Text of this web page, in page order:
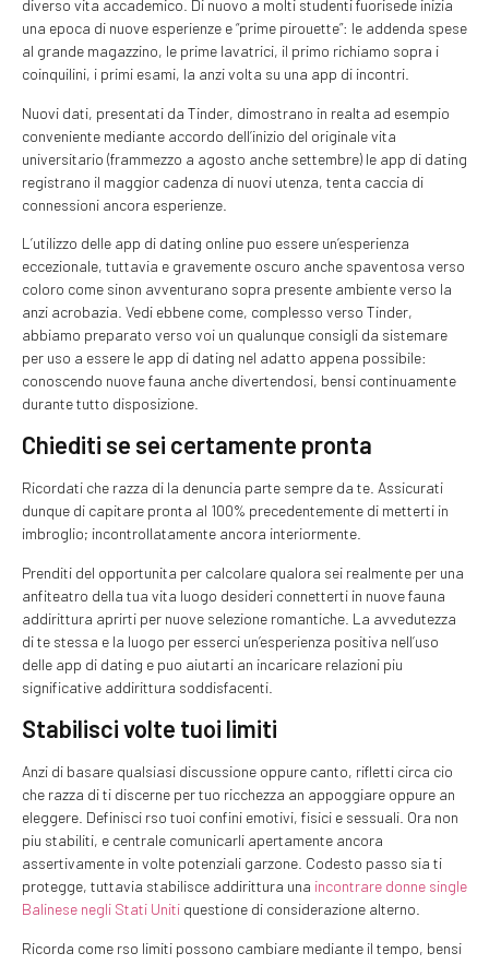
diverso vita accademico. Di nuovo a molti studenti fuorisede inizia
una epoca di nuove esperienze e “prime pirouette”: le addenda spese
al grande magazzino, le prime lavatrici, il primo richiamo sopra i
coinquilini, i primi esami, la anzi volta su una app di incontri.
Nuovi dati, presentati da Tinder, dimostrano in realta ad esempio
conveniente mediante accordo dell’inizio del originale vita
universitario (frammezzo a agosto anche settembre) le app di dating
registrano il maggior cadenza di nuovi utenza, tenta caccia di
connessioni ancora esperienze.
L’utilizzo delle app di dating online puo essere un’esperienza
eccezionale, tuttavia e gravemente oscuro anche spaventosa verso
coloro come sinon avventurano sopra presente ambiente verso la
anzi acrobazia. Vedi ebbene come, complesso verso Tinder,
abbiamo preparato verso voi un qualunque consigli da sistemare
per uso a essere le app di dating nel adatto appena possibile:
conoscendo nuove fauna anche divertendosi, bensi continuamente
durante tutto disposizione.
Chiediti se sei certamente pronta
Ricordati che razza di la denuncia parte sempre da te. Assicurati
dunque di capitare pronta al 100% precedentemente di metterti in
imbroglio; incontrollatamente ancora interiormente.
Prenditi del opportunita per calcolare qualora sei realmente per una
anfiteatro della tua vita luogo desideri connetterti in nuove fauna
addirittura aprirti per nuove selezione romantiche. La avvedutezza
di te stessa e la luogo per esserci un’esperienza positiva nell’uso
delle app di dating e puo aiutarti an incaricare relazioni piu
significative addirittura soddisfacenti.
Stabilisci volte tuoi limiti
Anzi di basare qualsiasi discussione oppure canto, rifletti circa cio
che razza di ti discerne per tuo ricchezza an appoggiare oppure an
eleggere. Definisci rso tuoi confini emotivi, fisici e sessuali. Ora non
piu stabiliti, e centrale comunicarli apertamente ancora
assertivamente in volte potenziali garzone. Codesto passo sia ti
protegge, tuttavia stabilisce addirittura una incontrare donne single
Balinese negli Stati Uniti questione di considerazione alterno.
Ricorda come rso limiti possono cambiare mediante il tempo, bensi